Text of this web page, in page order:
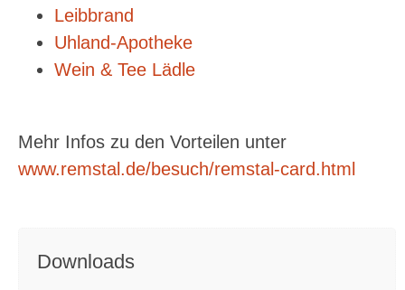
Leibbrand
Uhland-Apotheke
Wein & Tee Lädle
Mehr Infos zu den Vorteilen unter
www.remstal.de/besuch/remstal-card.html
Downloads